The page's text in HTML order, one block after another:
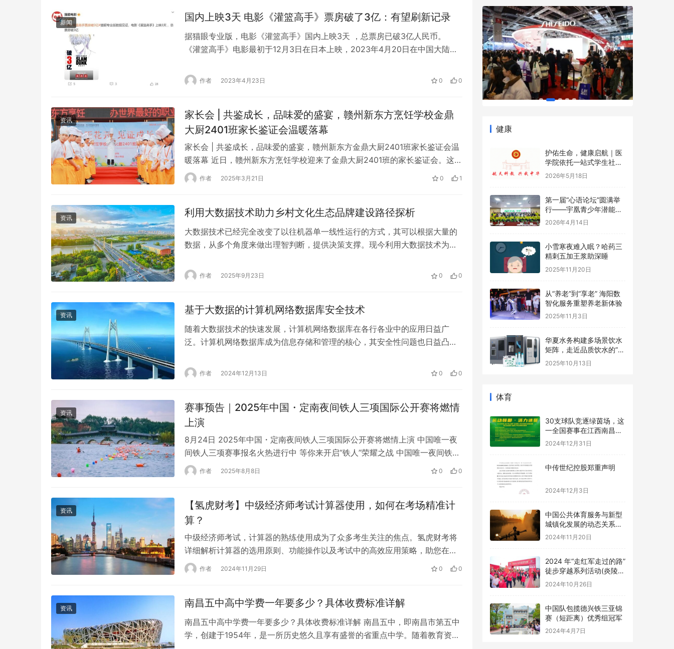
新闻 国内上映3天 电影《灌篮高手》票房破了3亿：有望刷新记录
据猫眼专业版，电影《灌篮高手》国内上映3天 ，总票房已破3亿人民币。
《灌篮高手》电影最初于12月3日在日本上映，2023年4月20日在中国大陆上
旅》，首日产出票房9700万元，接近1亿元，刷新日本电影首日票房纪录。 据
作者 2023年4月23日 0 0
资讯
家长会 | 共鉴成长，品味爱的盛宴，赣州新东方烹饪学校金鼎
大厨2401班家长鉴证会温暖落幕
家长会 | 共鉴成长，品味爱的盛宴，赣州新东方金鼎大厨2401班家长鉴证会温
暖落幕 近日，赣州新东方烹饪学校迎来了金鼎大厨2401班的家长鉴证会。这不
仅是一场关于美食与技艺的展示，更是一次家校共融、亲情与梦想交织的盛
会。家长会的开展意在让家长近距离检验学子们的学习成果，共同见证孩子们
作者 2025年3月21日 0 1
资讯 利用大数据技术助力乡村文化生态品牌建设路径探析
大数据技术已经完全改变了以往机器单一线性运行的方式，其可以根据大量的
数据，从多个角度来做出理智判断，提供决策支撑。现今利用大数据技术为品
网络和公共平台上人们的反馈，将这些反馈进行整合，了解群众们喜欢的题
作者 2025年9月23日 0 0
资讯 基于大数据的计算机网络数据库安全技术
随着大数据技术的快速发展，计算机网络数据库在各行各业中的应用日益广
泛。计算机网络数据库成为信息存储和管理的核心，其安全性问题也日益凸
私和企业机密，更直接影响到整个社会的信息化进程。然而，随之而来的安全
作者 2024年12月13日 0 0
资讯
赛事预告｜2025年中国・定南夜间铁人三项国际公开赛将燃情
上演
8月24日 2025年中国・定南夜间铁人三项国际公开赛将燃情上演 中国唯一夜
间铁人三项赛事报名火热进行中 等你来开启“铁人”荣耀之战 中国唯一夜间铁三
此次大赛是中国铁人三项运动协会 A + 级比赛，延续独特夜间赛制，17 时 30
作者 2025年8月8日 0 0
资讯
【氢虎财考】中级经济师考试计算器使用，如何在考场精准计
算？
中级经济师考试，计算器的熟练使用成为了众多考生关注的焦点。氢虎财考将
详细解析计算器的选用原则、功能操作以及考试中的高效应用策略，助您在考
场上轻松应对计算题，把握每一分。 一、选择合适的计算器 合规性为先 确保
所选计算器符合考试规定。一般而言，中级经济师考试允许使用非编程、无存
体要求。 操作便…
作者 2024年11月29日 0 0
资讯 南昌五中高中学费一年要多少？具体收费标准详解
南昌五中高中学费一年要多少？具体收费标准详解 南昌五中，即南昌市第五中
学，创建于1954年，是一所历史悠久且享有盛誉的省重点中学。随着教育资源
健康
护佑生命，健康启航｜医
学院依托一站式学生社区
开展5·12国际护士节沉浸
式健康科普游园会
2026年5月18日
第一届“心语论坛”圆满举
行——宇凰青少年潜能成
长基地协办，助力青少年
心理健康事业
2026年4月14日
小雪寒夜难入眠？哈药三
精刺五加王浆助深睡
2025年11月20日
从“养老”到“享老” 海阳数
智化服务重塑养老新体验
2025年11月3日
华夏水务构建多场景饮水
矩阵，走近品质饮水的”最
后一米“
2025年10月13日
体育
30支球队竞逐绿茵场，这
一全国赛事在江西南昌进
贤县开赛
2024年12月31日
中传世纪控股郑重声明
2024年12月3日
中国公共体育服务与新型
城镇化发展的动态关系及
优化路径研究
2024年11月20日
2024 年“走红军走过的路”
徒步穿越系列活动(炎陵
站) 举办
2024年10月26日
中国队包揽德兴铁三亚锦
赛（短距离）优秀组冠军
2024年4月7日